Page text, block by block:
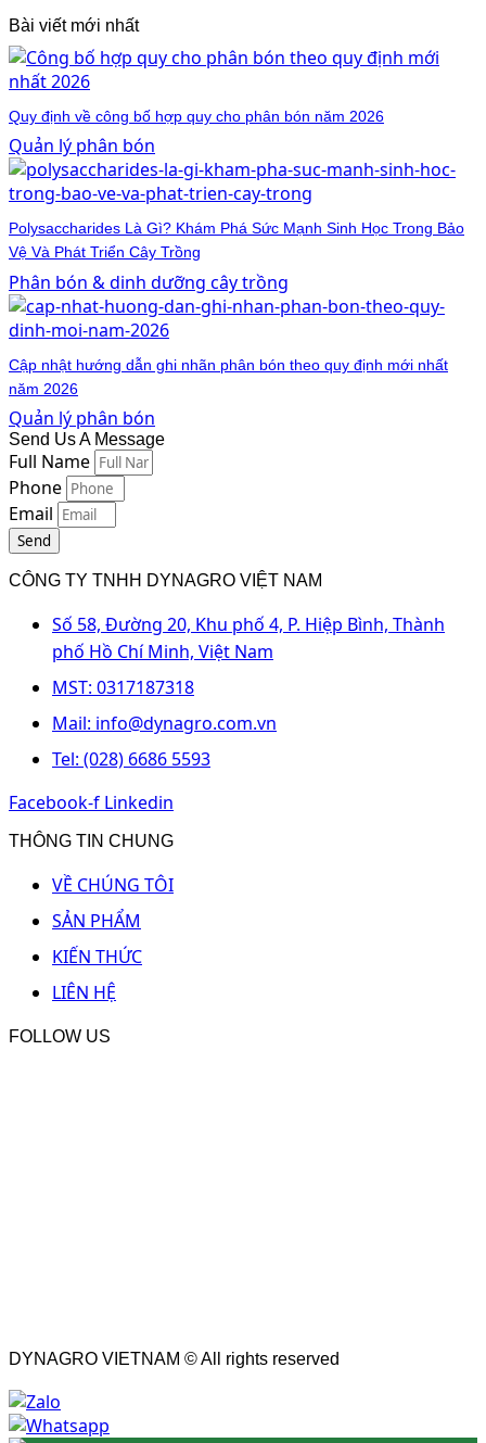
Bài viết mới nhất
Quy định về công bố hợp quy cho phân bón năm 2026
Quản lý phân bón
Polysaccharides Là Gì? Khám Phá Sức Mạnh Sinh Học Trong Bảo
Vệ Và Phát Triển Cây Trồng
Phân bón & dinh dưỡng cây trồng
Cập nhật hướng dẫn ghi nhãn phân bón theo quy định mới nhất
năm 2026
Quản lý phân bón
Send Us A Message
Full Name
Phone
Email
Send
CÔNG TY TNHH DYNAGRO VIỆT NAM
Số 58, Đường 20, Khu phố 4, P. Hiệp Bình, Thành
phố Hồ Chí Minh, Việt Nam
MST: 0317187318
Mail: info@dynagro.com.vn
Tel: (028) 6686 5593
Facebook-f Linkedin
THÔNG TIN CHUNG
VỀ CHÚNG TÔI
SẢN PHẨM
KIẾN THỨC
LIÊN HỆ
FOLLOW US
DYNAGRO VIETNAM © All rights reserved